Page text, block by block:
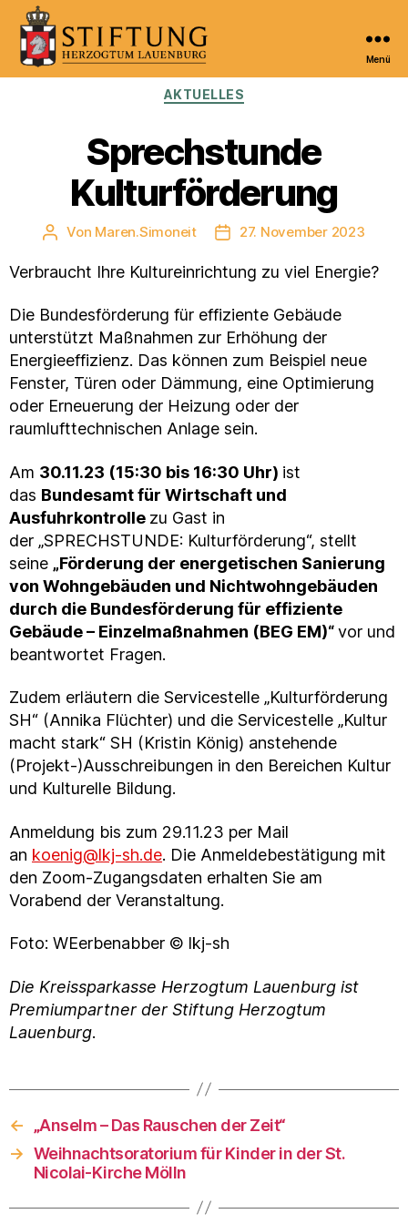
Kulturportal
Herzogtum
Lauenburg
Menü
Kategorien
AKTUELLES
Sprechstunde
Kulturförderung
Beitragsautor
Von Maren.Simoneit Veröffentlichungsdatum
27. November 2023
Verbraucht Ihre Kultureinrichtung zu viel Energie?
Die Bundesförderung für effiziente Gebäude
unterstützt Maßnahmen zur Erhöhung der
Energieeffizienz. Das können zum Beispiel neue
Fenster, Türen oder Dämmung, eine Optimierung
oder Erneuerung der Heizung oder der
raumlufttechnischen Anlage sein.
Am 30.11.23 (15:30 bis 16:30 Uhr) ist
das Bundesamt für Wirtschaft und
Ausfuhrkontrolle zu Gast in
der „SPRECHSTUNDE: Kulturförderung“, stellt
seine „Förderung der energetischen Sanierung
von Wohngebäuden und Nichtwohngebäuden
durch die Bundesförderung für effiziente
Gebäude – Einzelmaßnahmen (BEG EM)“vor und
beantwortet Fragen.
Zudem erläutern die Servicestelle „Kulturförderung
SH“ (Annika Flüchter) und die Servicestelle „Kultur
macht stark“ SH (Kristin König) anstehende
(Projekt-)Ausschreibungen in den Bereichen Kultur
und Kulturelle Bildung.
Anmeldung bis zum 29.11.23 per Mail
an koenig@lkj-sh.de. Die Anmeldebestätigung mit
den Zoom-Zugangsdaten erhalten Sie am
Vorabend der Veranstaltung.
Foto: WEerbenabber © lkj-sh
Die Kreissparkasse Herzogtum Lauenburg ist
Premiumpartner der Stiftung Herzogtum
Lauenburg.
←
„Anselm – Das Rauschen der Zeit“
→ Weihnachtsoratorium für Kinder in der St.
Nicolai-Kirche Mölln